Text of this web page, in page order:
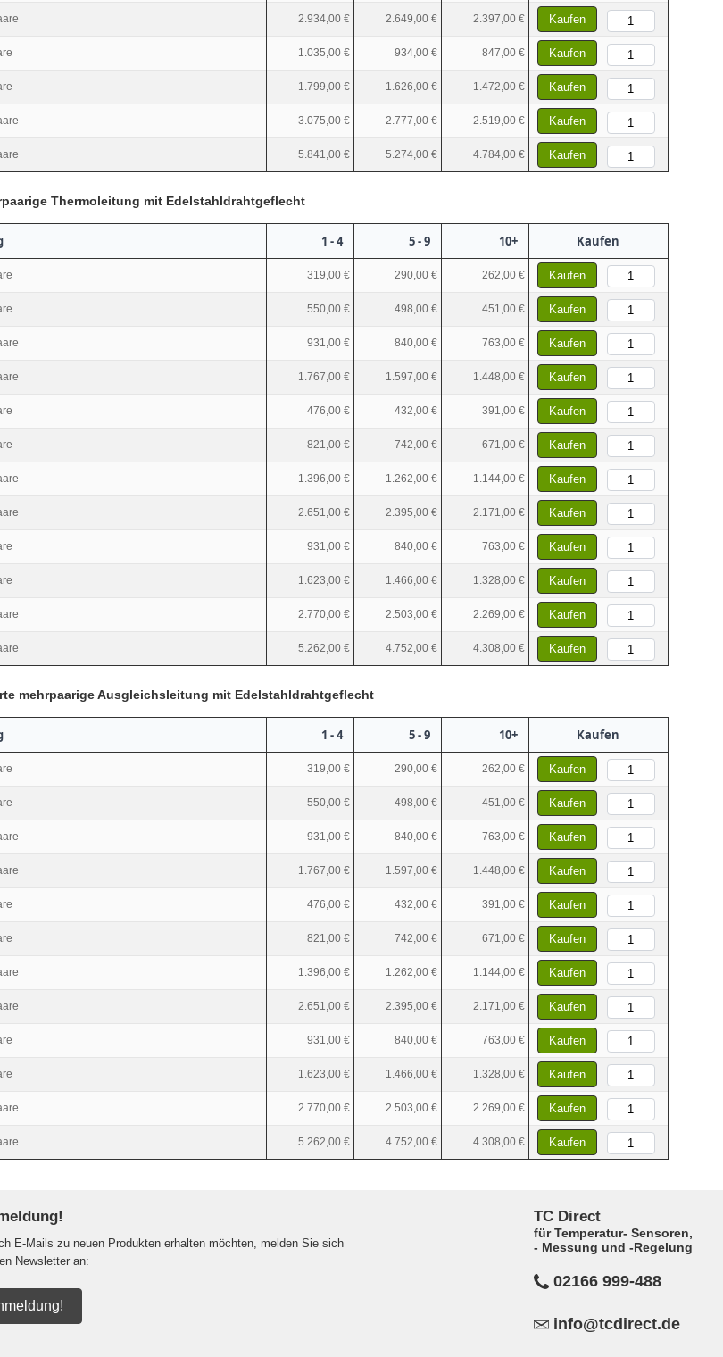
2.934,00 € 2.649,00 € 2.397,00 € Kaufen
1.035,00 € 934,00 € 847,00 € Kaufen
1.799,00 € 1.626,00 € 1.472,00 € Kaufen
3.075,00 € 2.777,00 € 2.519,00 € Kaufen
5.841,00 € 5.274,00 € 4.784,00 € Kaufen
Thermoleitung mit Edelstahldrahtgeflecht
1 - 4 5 - 9 10+ Kaufen
319,00 € 290,00 € 262,00 € Kaufen
550,00 € 498,00 € 451,00 € Kaufen
931,00 € 840,00 € 763,00 € Kaufen
1.767,00 € 1.597,00 € 1.448,00 € Kaufen
476,00 € 432,00 € 391,00 € Kaufen
821,00 € 742,00 € 671,00 € Kaufen
1.396,00 € 1.262,00 € 1.144,00 € Kaufen
2.651,00 € 2.395,00 € 2.171,00 € Kaufen
931,00 € 840,00 € 763,00 € Kaufen
1.623,00 € 1.466,00 € 1.328,00 € Kaufen
2.770,00 € 2.503,00 € 2.269,00 € Kaufen
5.262,00 € 4.752,00 € 4.308,00 € Kaufen
mehrpaarige Ausgleichsleitung mit Edelstahldrahtgeflecht
1 - 4 5 - 9 10+ Kaufen
319,00 € 290,00 € 262,00 € Kaufen
550,00 € 498,00 € 451,00 € Kaufen
931,00 € 840,00 € 763,00 € Kaufen
1.767,00 € 1.597,00 € 1.448,00 € Kaufen
476,00 € 432,00 € 391,00 € Kaufen
821,00 € 742,00 € 671,00 € Kaufen
1.396,00 € 1.262,00 € 1.144,00 € Kaufen
2.651,00 € 2.395,00 € 2.171,00 € Kaufen
931,00 € 840,00 € 763,00 € Kaufen
1.623,00 € 1.466,00 € 1.328,00 € Kaufen
2.770,00 € 2.503,00 € 2.269,00 € Kaufen
5.262,00 € 4.752,00 € 4.308,00 € Kaufen
E-Mails zu neuen Produkten erhalten möchten, melden Sie sich
Newsletter an:
TC Direct
für Temperatur- Sensoren,
- Messung und -Regelung
02166 999-488
info@tcdirect.de